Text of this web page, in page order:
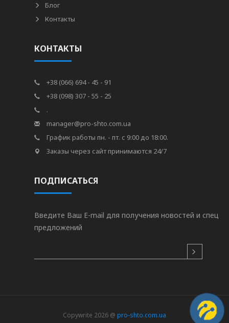
Блог
Контакты
КОНТАКТЫ
+38 (066) 694 - 45 - 91
+38 (098) 307 - 55 - 25
.
manager@pro-shto.com.ua
График работы пн. - пт. с 9:00 до 18:00.
Заказы через сайт принимаются 24/7
ПОДПИСАТЬСЯ
Введите Ваш E-mail для получения новостей и спец
предложений
Copywrite 2026 @ pro-shto.com.ua